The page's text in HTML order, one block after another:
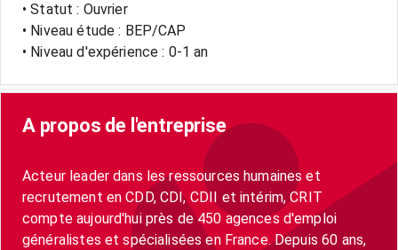
• Statut : Ouvrier
• Niveau étude : BEP/CAP
• Niveau d'expérience : 0-1 an
A propos de l'entreprise
Acteur leader dans les ressources humaines et
recrutement en CDD, CDI, CDII et intérim, CRIT
compte aujourd'hui près de 450 agences d'emploi
généralistes et spécialisées en France. Depuis 60 ans,